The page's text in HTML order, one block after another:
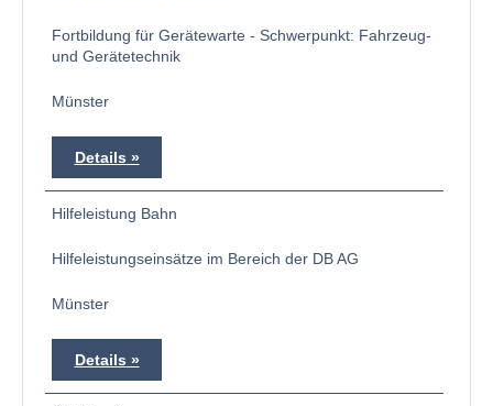
Fortbildung für Gerätewarte - Schwerpunkt: Fahrzeug-
und Gerätetechnik
Münster
Details
Hilfeleistung Bahn
Hilfeleistungseinsätze im Bereich der DB AG
Münster
Details